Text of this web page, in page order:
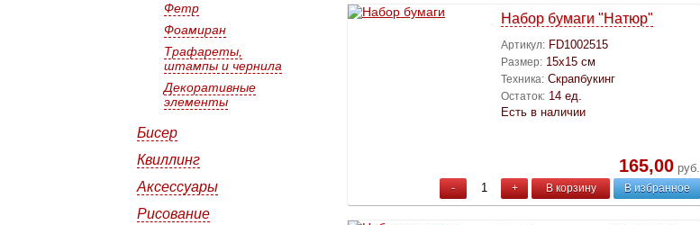
Фетр
Фоамиран
Трафареты,
штампы и чернила
Декоративные
элементы
Бисер
Квиллинг
Аксессуары
Рисование
Набор бумаги "Натюр"
Артикул: FD1002515
Размер: 15х15 см
Техника: Скрапбукинг
Остаток: 14 ед.
Есть в наличии
165,00 руб.
- + В корзину В избранное